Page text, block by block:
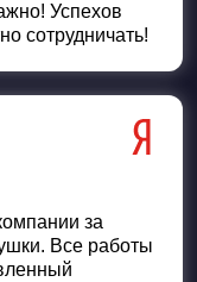
Успехов
сотрудничать!
за
Все работы